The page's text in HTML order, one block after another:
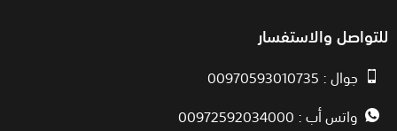
للتواصل والاستفسار
جوال : 00970593010735
واتس أب : 00972592034000